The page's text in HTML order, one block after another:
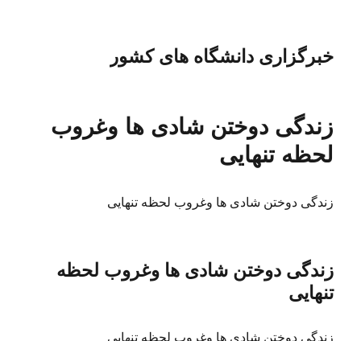
خبرگزاری دانشگاه های کشور
زندگی دوختن شادی ها وغروب
لحظه تنهایی
زندگی دوختن شادی ها وغروب لحظه تنهایی
زندگی دوختن شادی ها وغروب لحظه
تنهایی
زندگی دوختن شادی ها وغروب لحظه تنهایی